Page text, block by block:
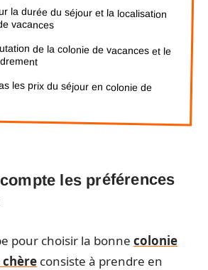
la durée du séjour et la localisation
vacances
de la colonie de vacances et le
les prix du séjour en colonie de
les préférences
pour choisir la bonne colonie
chère consiste à prendre en